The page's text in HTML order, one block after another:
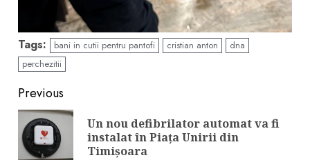
Tags: bani in cutii pentru pantofi cristian anton
dna
perchezitii
Continue
Reading
Previous
Un nou defibrilator automat va fi
instalat în Piața Unirii din
Timișoara